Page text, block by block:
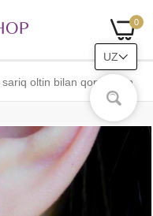
0
oltin bilan qoplangan
UZ